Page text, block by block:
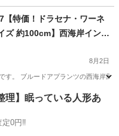
フィカス
【特価！ドラセナ・ワーネ
ズ 約100cm】西海岸インテ
DOOR PLANTS
8月2日
す。 ブルードアプランツの西海岸
ドラセナ
理】眠っている人形あ
定0円‼️